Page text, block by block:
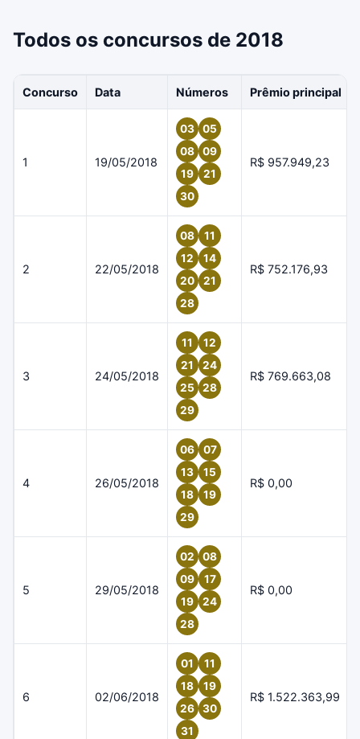
Todos os concursos de 2018
Concurso Data Números Prêmio principal
1 19/05/2018
03
05
08
09
19
21
30
R$ 957.949,23
2 22/05/2018
08
11
12
14
20
21
28
R$ 752.176,93
3 24/05/2018
11
12
21
24
25
28
29
R$ 769.663,08
4 26/05/2018
06
07
13
15
18
19
29
R$ 0,00
5 29/05/2018
02
08
09
17
19
24
28
R$ 0,00
6 02/06/2018
01
11
18
19
26
30
31
R$ 1.522.363,99